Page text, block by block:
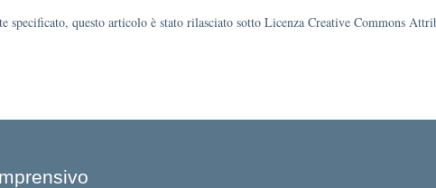
specificato, questo articolo è stato rilasciato sotto Licenza Creative Commons